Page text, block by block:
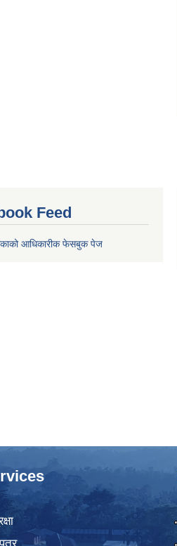
Feed
आधिकारीक फेसबुक पेज